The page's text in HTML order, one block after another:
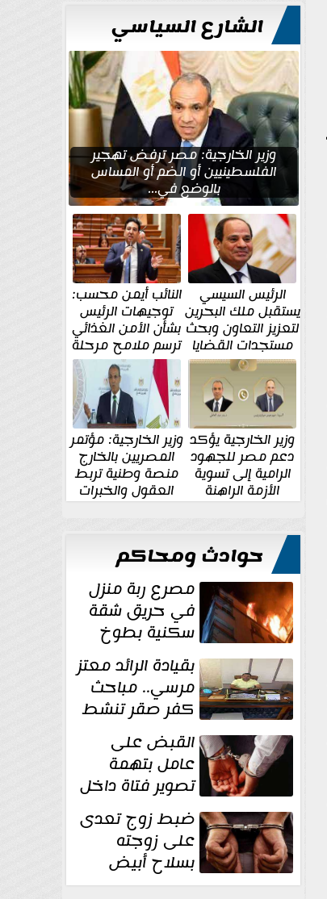
للتعميرالشارع السياسي
وزير الخارجية: مصر ترفض تهجير
الفلسطينيين أو الضم أو المساس
بالوضع في...
الرئيس السيسي
يستقبل ملك البحرين
لتعزيز التعاون وبحث
مستجدات القضايا
الإقليمية والدولية
النائب أيمن محسب:
توجيهات الرئيس
بشأن الأمن الغذائي
ترسم ملامح مرحلة
جديدة
وزير الخارجية يؤكد
دعم مصر للجهود
الرامية إلى تسوية
الأزمة الراهنة
وزير الخارجية: مؤتمر
المصريين بالخارج
منصة وطنية تربط
العقول والخبرات
المصرية بالدولة
حوادث ومحاكم
مصرع ربة منزل
في حريق شقة
سكنية بطوخ
بقيادة الرائد معتز
مرسي.. مباحث
كفر صقر تنشط
بقوة وتوجه
ضربات أمنية... القبض على
عامل بتهمة
تصوير فتاة داخل
غرفة تغيير
الملابس بمحل في...ضبط زوج تعدى
على زوجته
بسلاح أبيض
وأصابها بجرح